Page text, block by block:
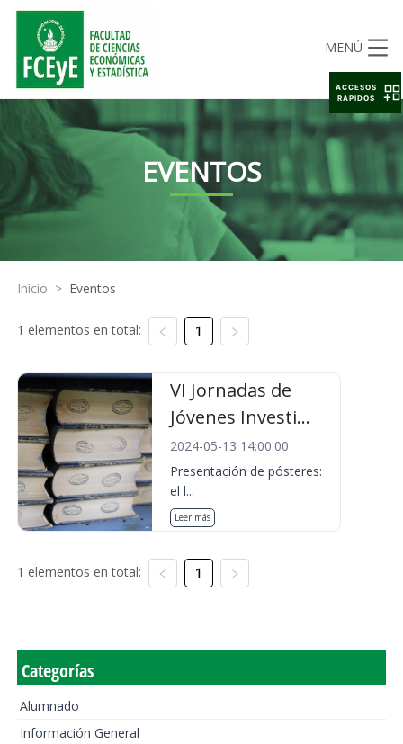
MENÚ
EVENTOS
Inicio > Eventos
1 elementos en total: 1
VI Jornadas de
Jóvenes Investi...
2024-05-13 14:00:00
Presentación de pósteres:
el l...
Leer más
1 elementos en total: 1
Categorías
Alumnado
Información General
ACCESOS
RAPIDOS